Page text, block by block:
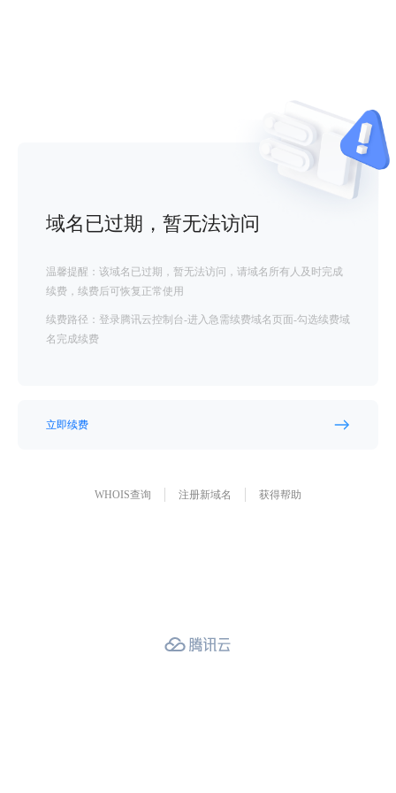
域名已过期，暂无法访问
温馨提醒：该域名已过期，暂无法访问，请域名所有人及时完成
续费，续费后可恢复正常使用
续费路径：登录腾讯云控制台-进入急需续费域名页面-勾选续费域
名完成续费
立即续费
WHOIS查询 注册新域名 获得帮助